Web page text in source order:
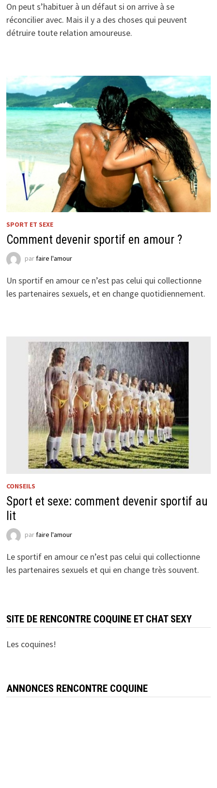
On peut s’habituer à un défaut si on arrive à se
réconcilier avec. Mais il y a des choses qui peuvent
détruire toute relation amoureuse.
SPORT ET SEXE
Comment devenir sportif en amour ?
parfaire l'amour
Un sportif en amour ce n’est pas celui qui collectionne
les partenaires sexuels, et en change quotidiennement.
CONSEILS
Sport et sexe: comment devenir sportif au
lit
parfaire l'amour
Le sportif en amour ce n’est pas celui qui collectionne
les partenaires sexuels et qui en change très souvent.
SITE DE RENCONTRE COQUINE ET CHAT SEXY
Les coquines!
ANNONCES RENCONTRE COQUINE